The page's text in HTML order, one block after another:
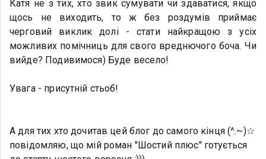
Катя не з тих, хто звик сумувати чи здаватися, якщо
щось не виходить, то ж без роздумів приймає
черговий виклик долі - стати найкращою з усіх
можливих помічниць для свого вреднючого боча. Чи
вийде? Подивимося) Буде весело!
Увага - присутній стьоб!
А для тих хто дочитав цей блог до самого кінця (^.~)☆
повідомляю, що мій роман "Шостий плюс" готується